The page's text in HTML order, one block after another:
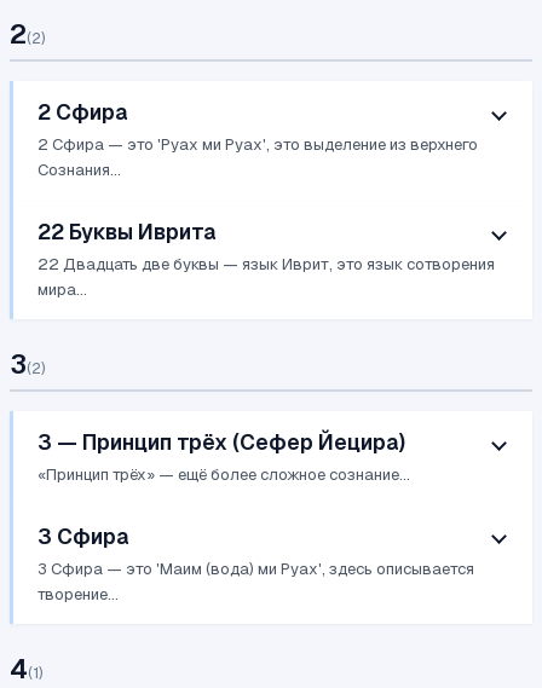
2(2)
2 Сфира
2 Сфира — это 'Руах ми Руах', это выделение из верхнего
Сознания...
22 Буквы Иврита
22 Двадцать две буквы — язык Иврит, это язык сотворения
мира...
3(2)
3 — Принцип трёх (Сефер Йецира)
«Принцип трёх» — ещё более сложное сознание...
3 Сфира
3 Сфира — это 'Маим (вода) ми Руах', здесь описывается
творение...
4(1)